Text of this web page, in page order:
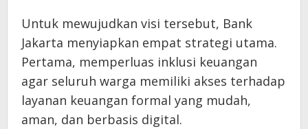
Untuk mewujudkan visi tersebut, Bank
Jakarta menyiapkan empat strategi utama.
Pertama, memperluas inklusi keuangan
agar seluruh warga memiliki akses terhadap
layanan keuangan formal yang mudah,
aman, dan berbasis digital.